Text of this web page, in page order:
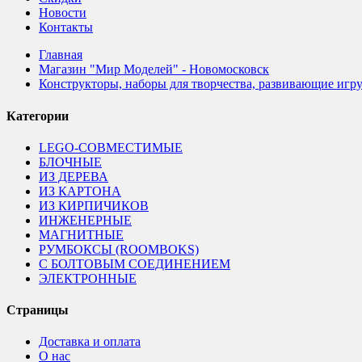
Новости
Контакты
Главная
Магазин "Мир Моделей" - Новомосковск
Конструкторы, наборы для творчества, развивающие
Категории
LEGO-СОВМЕСТИМЫЕ
БЛОЧНЫЕ
ИЗ ДЕРЕВА
ИЗ КАРТОНА
ИЗ КИРПИЧИКОВ
ИНЖЕНЕРНЫЕ
МАГНИТНЫЕ
РУМБОКСЫ (ROOMBOKS)
С БОЛТОВЫМ СОЕДИНЕНИЕМ
ЭЛЕКТРОННЫЕ
Страницы
Доставка и оплата
О нас